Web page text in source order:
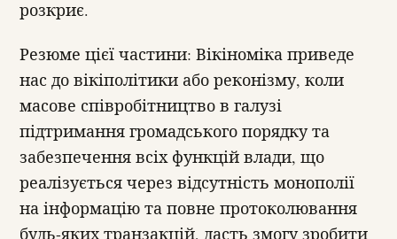
розкриє.
Резюме цієї частини: Вікіноміка приведе
нас до вікіполітики або реконізму, коли
масове співробітництво в галузі
підтримання громадського порядку та
забезпечення всіх функцій влади, що
реалізується через відсутність монополії
на інформацію та повне протоколювання
будь-яких транзакцій, дасть змогу зробити